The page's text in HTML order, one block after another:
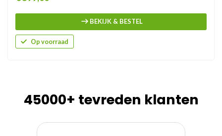
BEKIJK & BESTEL
Op voorraad
45000+ tevreden klanten